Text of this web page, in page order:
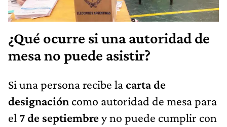
¿Qué ocurre si una autoridad de
mesa no puede asistir?
Si una persona recibe lacarta de
designación como autoridad de mesa para
el 7 de septiembrey no puede cumplir con